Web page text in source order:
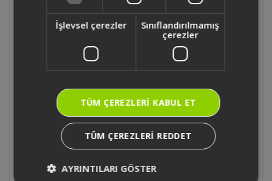
AR2094 - Arzum Tostçu Delux Izgara ve
Tost Makinesi İlk kullanımda neden duman
çıkabilir?
yüzeylerden uzak tutulmalıdır?
AR2094 - Arzum Tostçu Delux Izgara ve
Tost Makinesi Cihaz suya daldırılabilir mi?
AR2094 - Arzum Tostçu Delux Izgara ve
İşlevsel çerezler
Sınıflandırılmamış
çerezler
TÜM ÇEREZLERI KABUL ET
TÜM ÇEREZLERI REDDET
AYRINTILARI GÖSTER